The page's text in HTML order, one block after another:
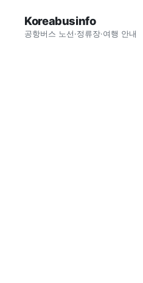
Koreabusinfo
공항버스 노선·정류장·여행 안내